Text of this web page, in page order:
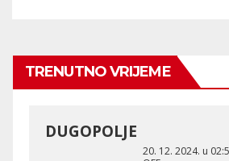
TRENUTNO VRIJEME